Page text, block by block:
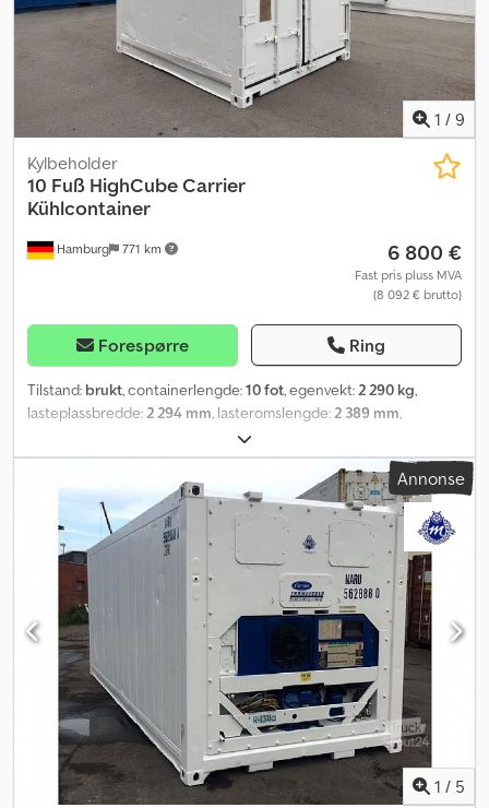
1 / 9
Hamburg 771 km
Kylbeholder
10 Fuß HighCube Carrier
Kühlcontainer
6 800 €
Fast pris pluss MVA
(8 092 € brutto)
Forespørre Ring
Tilstand: brukt, containerlengde:10 fot, egenvekt:2 290 kg,
lasteplassbredde:2 294 mm, lasteromslengde:2 389 mm,
, Utstyr:
Annonse
1 / 5